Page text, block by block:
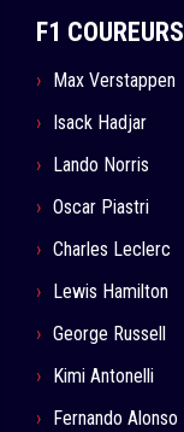
F1 COUREURS
Max Verstappen
Isack Hadjar
Lando Norris
Oscar Piastri
Charles Leclerc
Lewis Hamilton
George Russell
Kimi Antonelli
Fernando Alonso